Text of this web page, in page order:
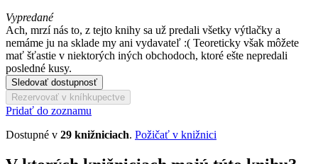
Vypredané
Ach, mrzí nás to, z tejto knihy sa už predali všetky výtlačky a
nemáme ju na sklade my ani vydavateľ :( Teoreticky však môžete
mať šťastie v niektorých iných obchodoch, ktoré ešte nepredali
posledné kusy.
Sledovať dostupnosť
Rezervovať v kníhkupectve
Pridať do zoznamu
Dostupné v 29 knižniciach. Požičať v knižnici